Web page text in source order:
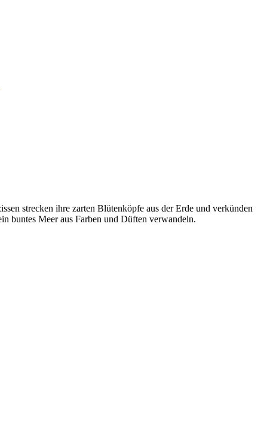
strecken ihre zarten Blütenköpfe aus der Erde und verkünden
buntes Meer aus Farben und Düften verwandeln.